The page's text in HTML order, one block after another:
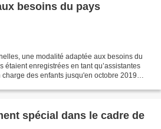
besoins du pays
une modalité adaptée aux besoins du
étaient enregistrées en tant qu’assistantes
des enfants jusqu'en octobre 2019
spécial dans le cadre de